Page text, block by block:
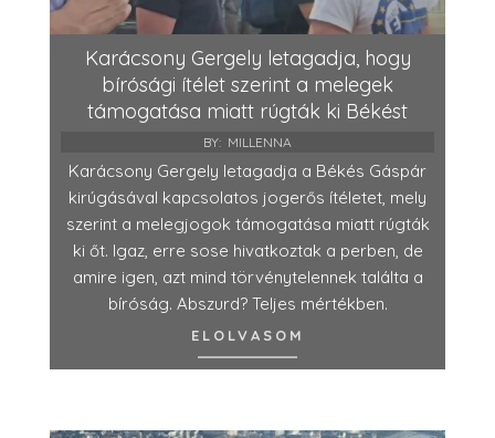
Karácsony Gergely letagadja, hogy
bírósági ítélet szerint a melegek
támogatása miatt rúgták ki Békést
BY: MILLENNA
Karácsony Gergely letagadja a Békés Gáspár
kirúgásával kapcsolatos jogerős ítéletet, mely
szerint a melegjogok támogatása miatt rúgták
ki őt. Igaz, erre sose hivatkoztak a perben, de
amire igen, azt mind törvénytelennek találta a
bíróság. Abszurd? Teljes mértékben.
ELOLVASOM